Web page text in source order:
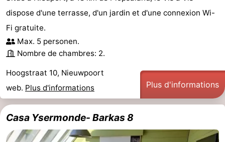
dispose d'une terrasse, d'un jardin et d'une connexion Wi-
Fi gratuite.
Max. 5 personen.
Nombre de chambres: 2.
Hoogstraat 10, Nieuwpoort
web. Plus d'informations Plus d'informations
Casa Ysermonde- Barkas 8